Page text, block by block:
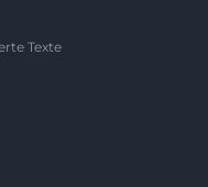
Texte